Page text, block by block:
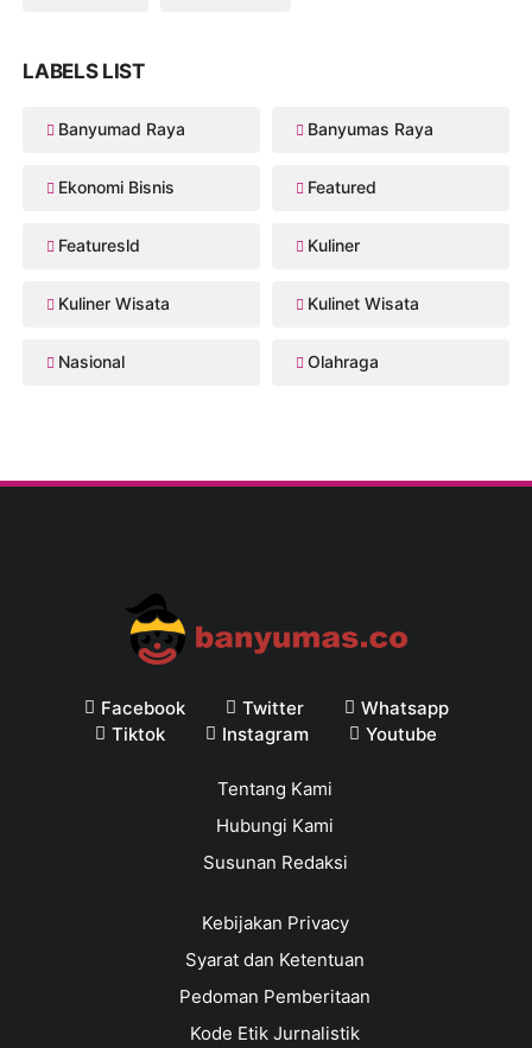
LABELS LIST
Banyumad Raya Banyumas Raya
Ekonomi Bisnis Featured
Featuresld Kuliner
Kuliner Wisata Kulinet Wisata
Nasional Olahraga
Facebook Twitter
Whatsapp
Tiktok
Instagram Youtube
Tentang Kami
Hubungi Kami
Susunan Redaksi
Kebijakan Privacy
Syarat dan Ketentuan
Pedoman Pemberitaan
Kode Etik Jurnalistik